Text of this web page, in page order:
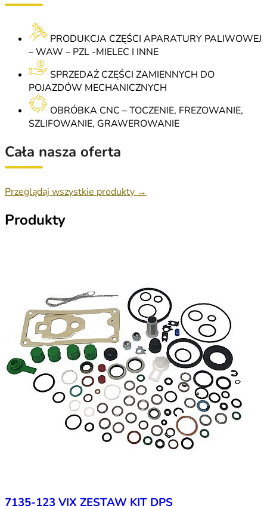
PRODUKCJA CZĘŚCI APARATURY PALIWOWEJ
– WAW – PZL -MIELEC I INNE
SPRZEDAŻ CZĘŚCI ZAMIENNYCH DO
POJAZDÓW MECHANICZNYCH
OBRÓBKA CNC – TOCZENIE, FREZOWANIE,
SZLIFOWANIE, GRAWEROWANIE
Cała nasza oferta
Przeglądaj wszystkie produkty →
Produkty
7135-123 VIX ZESTAW KIT DPS